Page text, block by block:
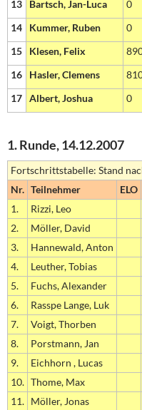
13
Bartsch, Jan-Luca 0
14
Kummer, Ruben 0
15
Klesen, Felix
16
Hasler, Clemens
17 Albert, Joshua 0
1. Runde, 14.12.2007
Fortschrittstabelle: Stand
Nr. Teilnehmer ELO
1.
Rizzi, Leo
2.
Möller, David
3.
Hannewald, Anton
4.
Leuther, Tobias
5.
Fuchs, Alexander
6.
Rasspe Lange, Luk
7.
Voigt, Thorben
8.
Porstmann, Jan
9.
Eichhorn , Lucas
10. Thome, Max
11. Möller, Jonas